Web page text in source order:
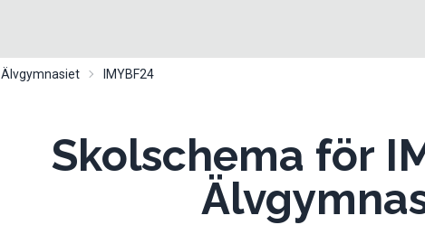
Älvgymnasiet IMYBF24
Skolschema för